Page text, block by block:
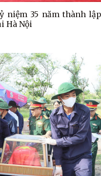
niệm 35 năm thành
Hà Nội